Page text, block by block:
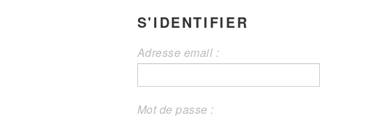
S'IDENTIFIER
Adresse email :
Mot de passe :